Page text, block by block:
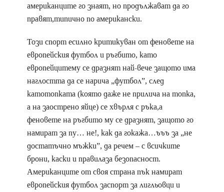
американците го знаят, но продължават да го
правят,типично по американски.
Този спорт есилно критикуван от феновете на
европейския футбол и ръгбито, като
европейцитему се дразнят най-вече защото има
наглостта да се нарича „футбол”, след
катотопката (която даже не прилича на топка,
а на заострено яйце) се хвърля с ръка,а
феновете на ръгбито му се дразнят, защото го
намират за пу… не!, как да гокажа…ъъъ за „не
достатъчно мъжки”, да речем – с всичките
брони, каски и правилаза безопасност.
Американците от своя страна пък намират
европейския футбол заспорт за лигльовци и